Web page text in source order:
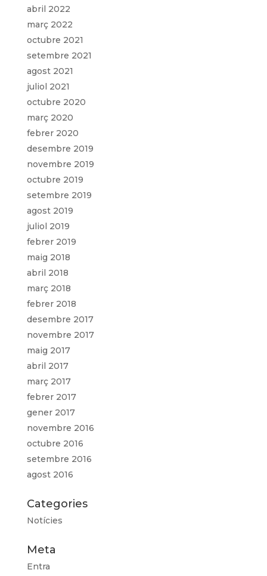
abril 2022
març 2022
octubre 2021
setembre 2021
agost 2021
juliol 2021
octubre 2020
març 2020
febrer 2020
desembre 2019
novembre 2019
octubre 2019
setembre 2019
agost 2019
juliol 2019
febrer 2019
maig 2018
abril 2018
març 2018
febrer 2018
desembre 2017
novembre 2017
maig 2017
abril 2017
març 2017
febrer 2017
gener 2017
novembre 2016
octubre 2016
setembre 2016
agost 2016
Categories
Notícies
Meta
Entra